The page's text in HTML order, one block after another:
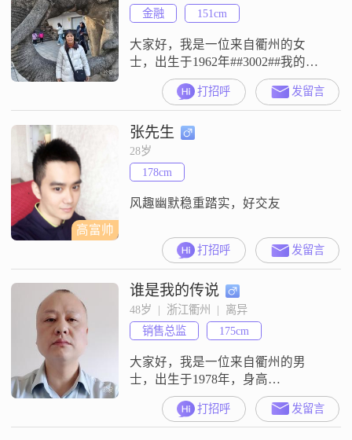
##3002##我性格幽默风趣，总是能
找到让周围人开心的方式##3002##
自信果断是我的特点之
金融
151cm
大家好，我是一位来自衢州的女
士，出生于1962年##3002##我的身
高是151厘米，可能在人群中不是特
别显眼，但我相信，一个人的魅力
不仅仅体现在身高上##3002##我目
前的工作收入在3001到5000元之
间，虽然不算特别高，但足够维持
我简单而幸福的生活##3002##我性
格温柔体贴，善解人意，总是愿意
站在他人的角度
打招呼 发留言
高富帅
张先生
28岁
178cm
风趣幽默稳重踏实，好交友
打招呼 发留言
谁是我的传说
48岁  |  浙江衢州  |  离异
销售总监
175cm
大家好，我是一位来自衢州的男
士，出生于1978年，身高
175cm##3002##我的月收入在12001
到20000元之间，目前从事着一份稳
定的工作##3002##虽然我的学历是
打招呼 发留言